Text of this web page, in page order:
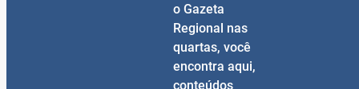
o Gazeta
Regional nas
quartas, você
encontra aqui,
conteúdos